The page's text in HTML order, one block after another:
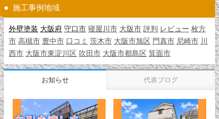
施工事例地域
外壁塗装 大阪府 守口市 寝屋川市 大阪市 評判 レビュー 枚方
市 高槻市 豊中市 口コミ 茨木市 大阪市旭区 門真市 尼崎市
西市 大阪市東淀川区 吹田市 大阪市都島区 箕面市
お知らせ 代表ブログ